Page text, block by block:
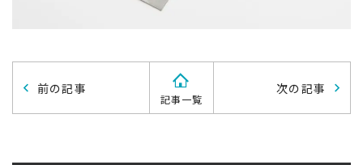
前の記事
記事一覧
次の記事